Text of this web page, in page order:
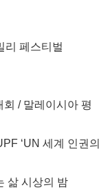
리 페스티벌
/ 말레이시아 평
‘UN 세계 인권의
삶 시상의 밤